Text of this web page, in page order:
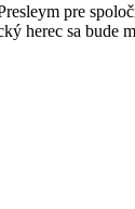
pre
herec sa